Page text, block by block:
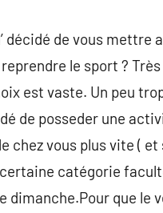
décidé de vous mettre
le sport ?
est vaste. Un peu
de posseder une
chez vous plus vite (
catégorie
dimanche.Pour que